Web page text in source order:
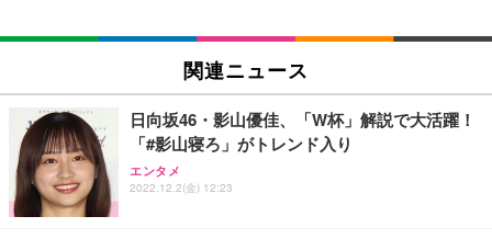
SIHOO B100 オフィスチェア／デスクチェア メッシ
ュチェア 人間工学 疲れない ブラック
￥27,999
Sezlife オフィスチェア デスクチェア 疲れない テレ
ワーク チェア 強化バックレスト 30度ロッキング機
能 人間工学 椅子 腰サポート 90度跳ね上げ式アーム
EIZO ビジネス向けプレミアムモニター | FlexScan
￥109,572
【純正品】27"ゲーミングモニター DualSense 充電
フック付き（CFI-ZDM1J）
Amazonベーシック ペットシーツ 厚型 ワイド 42枚
x2袋(84枚) ホワイト(吸収面:ライトブルー)
￥3,234
ネオ・ルーライフ ネオ・オムツ L 中型犬用 26枚入
り 単品
関連ニュース
日向坂46・影山優佳、「W杯」解説で大活躍！
「#影山寝ろ」がトレンド入り
エンタメ
2022.12.2(金) 12:23